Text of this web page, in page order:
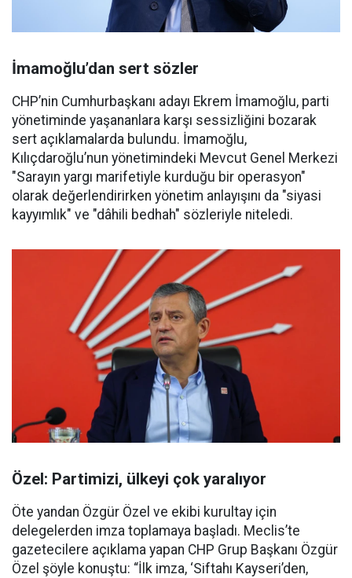
İmamoğlu’dan sert sözler
CHP’nin Cumhurbaşkanı adayı Ekrem İmamoğlu, parti
yönetiminde yaşananlara karşı sessizliğini bozarak
sert açıklamalarda bulundu. İmamoğlu,
Kılıçdaroğlu’nun yönetimindeki Mevcut Genel Merkezi
"Sarayın yargı marifetiyle kurduğu bir operasyon"
olarak değerlendirirken yönetim anlayışını da "siyasi
kayyımlık" ve "dâhili bedhah" sözleriyle niteledi.
Özel: Partimizi, ülkeyi çok yaralıyor
Öte yandan Özgür Özel ve ekibi kurultay için
delegelerden imza toplamaya başladı. Meclis’te
gazetecilere açıklama yapan CHP Grup Başkanı Özgür
Özel şöyle konuştu: “İlk imza, ‘Siftahı Kayseri’den,